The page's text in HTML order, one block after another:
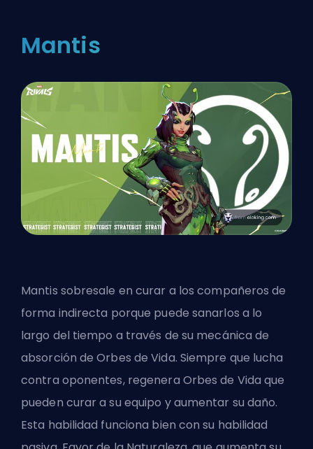
Mantis
Mantis sobresale en curar a los compañeros de
forma indirecta porque puede sanarlos a lo
largo del tiempo a través de su mecánica de
absorción de Orbes de Vida. Siempre que lucha
contra oponentes, regenera Orbes de Vida que
pueden curar a su equipo y aumentar su daño.
Esta habilidad funciona bien con su habilidad